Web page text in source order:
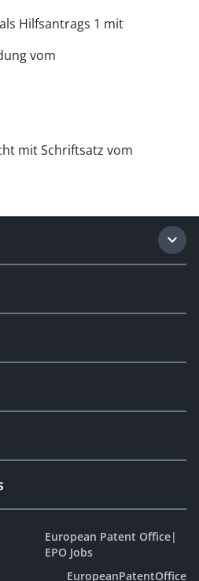
Hilfsantrags 1 mit
vom
mit Schriftsatz vom
European Patent Office|
EPO Jobs
EuropeanPatentOffice